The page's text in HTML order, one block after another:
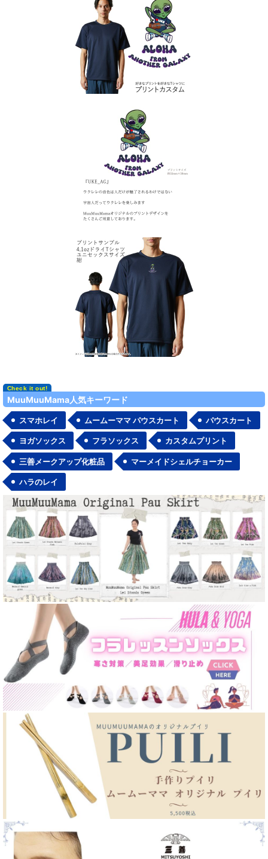
MuuMuuMama人気キーワード
スマホレイ ムームーママ パウスカート パウスカート
ヨガソックス フラソックス カスタムプリント
三善メークアップ化粧品 マーメイドシェルチョーカー
ハラのレイ